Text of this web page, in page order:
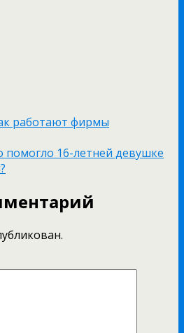
работают фирмы
помогло 16-летней девушке